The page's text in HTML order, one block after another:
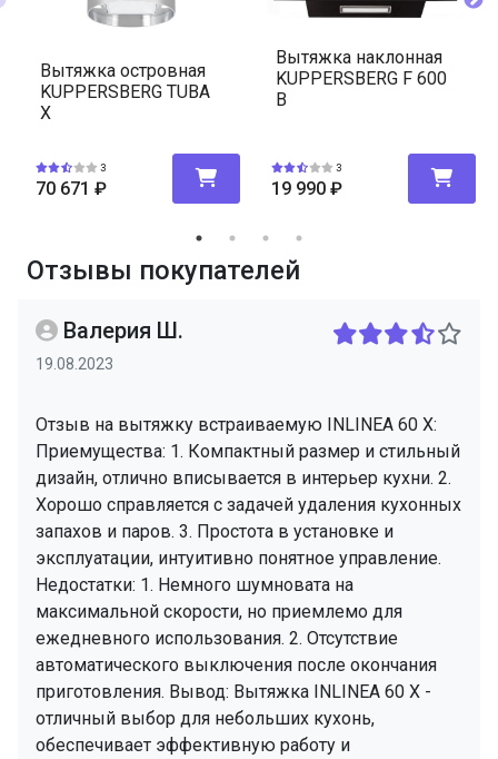
Вытяжка островная
KUPPERSBERG TUBA
X
3
70 671 ₽
Вытяжка наклонная
KUPPERSBERG F 600
B
3
19 990 ₽
Отзывы покупателей
Валерия Ш.
19.08.2023
Отзыв на вытяжку встраиваемую INLINEA 60 X:
Приемущества: 1. Компактный размер и стильный
дизайн, отлично вписывается в интерьер кухни. 2.
Хорошо справляется с задачей удаления кухонных
запахов и паров. 3. Простота в установке и
эксплуатации, интуитивно понятное управление.
Недостатки: 1. Немного шумновата на
максимальной скорости, но приемлемо для
ежедневного использования. 2. Отсутствие
автоматического выключения после окончания
приготовления. Вывод: Вытяжка INLINEA 60 X -
отличный выбор для небольших кухонь,
обеспечивает эффективную работу и